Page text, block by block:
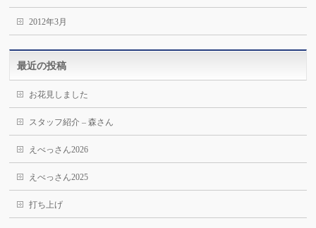
2012年3月
最近の投稿
お花見しました
スタッフ紹介 – 森さん
えべっさん2026
えべっさん2025
打ち上げ